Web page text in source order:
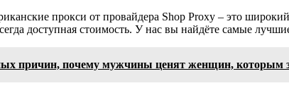
прокси от провайдера Shop Proxy – это
доступная стоимость. У нас вы найдёте самые
причин, почему мужчины ценят женщин, которым